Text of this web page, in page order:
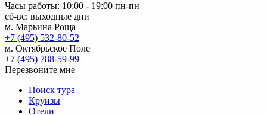
Часы работы: 10:00 - 19:00 пн-пн
сб-вс: выходные дни
м. Марьина Роща
+7 (495) 532-80-52
м. Октябрьское Поле
+7 (495) 788-59-99
Перезвоните мне
Поиск тура
Круизы
Отели